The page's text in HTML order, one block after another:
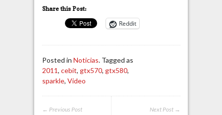
Share this Post:
Reddit
Posted in Noticias. Tagged as
2011, cebit, gtx570, gtx580,
sparkle, Video
Next Post →
← Previous Post